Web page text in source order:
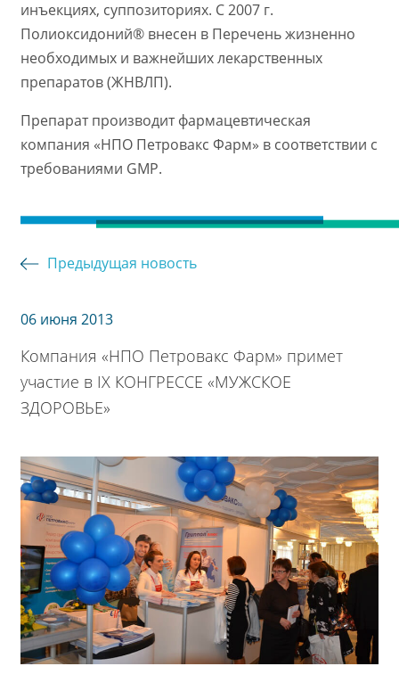
инъекциях, суппозиториях. С 2007 г.
Полиоксидоний® внесен в Перечень жизненно
необходимых и важнейших лекарственных
препаратов (ЖНВЛП).
Препарат производит фармацевтическая
компания «НПО Петровакс Фарм» в соответствии с
требованиями GMP.
Предыдущая новость
06 июня 2013
Компания «НПО Петровакс Фарм» примет
участие в IX КОНГРЕССЕ «МУЖСКОЕ
ЗДОРОВЬЕ»